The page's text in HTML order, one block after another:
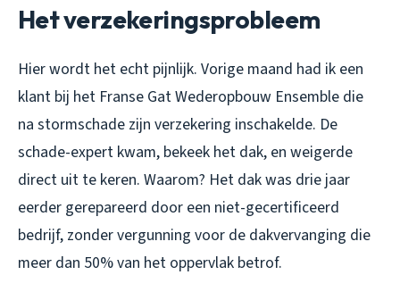
Het verzekeringsprobleem
Hier wordt het echt pijnlijk. Vorige maand had ik een
klant bij het Franse Gat Wederopbouw Ensemble die
na stormschade zijn verzekering inschakelde. De
schade-expert kwam, bekeek het dak, en weigerde
direct uit te keren. Waarom? Het dak was drie jaar
eerder gerepareerd door een niet-gecertificeerd
bedrijf, zonder vergunning voor de dakvervanging die
meer dan 50% van het oppervlak betrof.